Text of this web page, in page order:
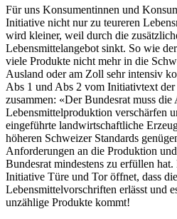
Für uns Konsumentinnen und
Initiative nicht nur zu teureren
wird kleiner, weil durch die
Lebensmittelangebot sinkt. So wie
viele Produkte nicht mehr in die
Ausland oder am Zoll sehr intensiv
Abs 1 und Abs 2 vom Initiativtext
zusammen: «Der Bundesrat muss
Lebensmittelproduktion verschärfen
eingeführte landwirtschaftliche
höheren Schweizer Standards
Anforderungen an die Produktion
Bundesrat mindestens zu erfüllen
Initiative Türe und Tor öffnet, dass
Lebensmittelvorschriften erlässt und
unzählige Produkte kommt!